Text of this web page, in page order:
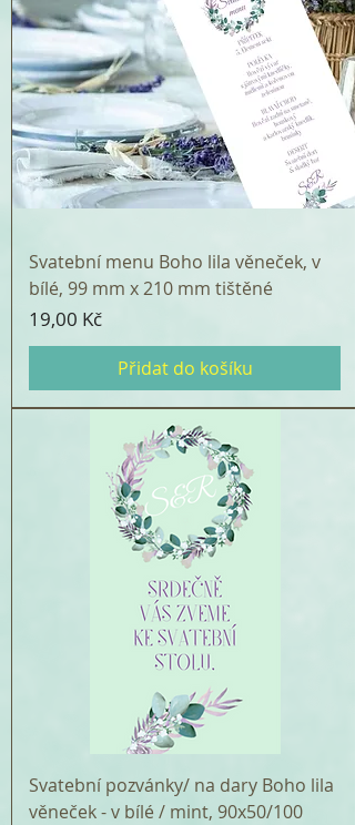
Svatební menu Boho lila věneček, v
bílé, 99 mm x 210 mm tištěné
Cena
19,00 Kč
Přidat do košíku
Svatební pozvánky/ na dary Boho lila
věneček - v bílé / mint, 90x50/100